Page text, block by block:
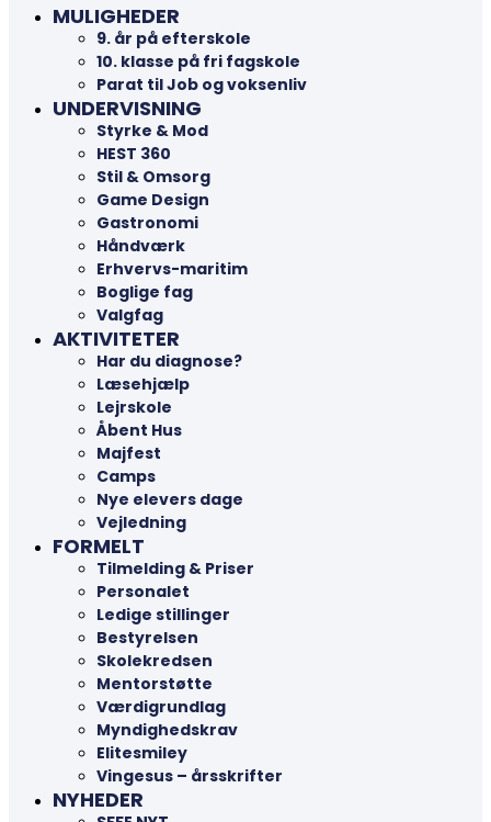
MULIGHEDER
9. år på efterskole
10. klasse på fri fagskole
Parat til Job og voksenliv
UNDERVISNING
Styrke & Mod
HEST 360
Stil & Omsorg
Game Design
Gastronomi
Håndværk
Erhvervs-maritim
Boglige fag
Valgfag
AKTIVITETER
Har du diagnose?
Læsehjælp
Lejrskole
Åbent Hus
Majfest
Camps
Nye elevers dage
Vejledning
FORMELT
Tilmelding & Priser
Personalet
Ledige stillinger
Bestyrelsen
Skolekredsen
Mentorstøtte
Værdigrundlag
Myndighedskrav
Elitesmiley
Vingesus – årsskrifter
NYHEDER